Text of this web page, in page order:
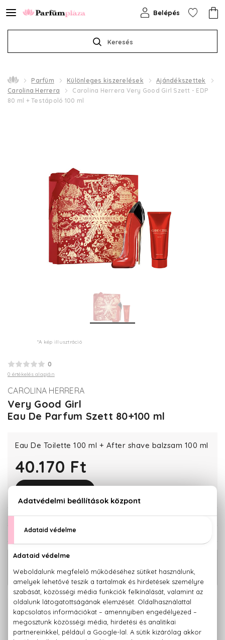
Keresés
Belépés
Parfüm Különleges kiszerelések
Ajándékszettek
Carolina Herrera
Carolina Herrera Very Good Girl Szett - EDP
80 ml + Testápoló 100 ml
*A kép illusztráció
0
0 értékelés alapján
CAROLINA HERRERA
Very Good Girl
Eau De Parfum Szett 80+100 ml
Eau De Toilette 100 ml + After shave balzsam 100 ml
40.170 Ft
Törzsvásárlóknak csak:38.162 Ft
Very Good Girl Eau De Parfum
100% eredeti termékek,14 napos visszaküldési garanciával
Kérdésed van, elakadtál? Hívd ügyfélszolgálatunkat:+36 20